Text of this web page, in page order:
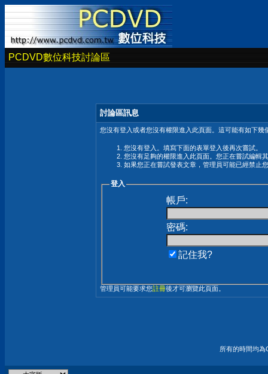
PCDVD數位科技討論區
討論區訊息
您沒有登入或者您沒有權限進入此頁面。這可能有如下幾
您沒有登入。填寫下面的表單登入後再次嘗試。
您沒有足夠的權限進入此頁面。您正在嘗試編輯
如果您正在嘗試發表文章，管理員可能已經禁止
登入
帳戶:
密碼:
記住我?
管理員可能要求您註冊後才可瀏覽此頁面。
所有的時間均為